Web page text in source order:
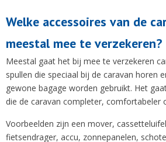
Welke accessoires van de
meestal mee te verzekeren?
Meestal gaat het bij mee te verzekeren
spullen die speciaal bij de caravan horen
gewone bagage worden gebruikt. Het
die de caravan completer, comfortabeler
Voorbeelden zijn een mover,
fietsendrager, accu, zonnepanelen,